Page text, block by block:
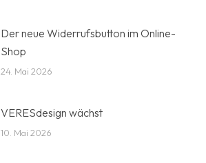
Der neue Widerrufsbutton im Online-
Shop
24. Mai 2026
VERESdesign wächst
10. Mai 2026